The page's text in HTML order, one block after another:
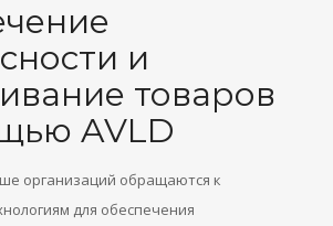
и
товаров
AVLD
организаций обращаются к
для обеспечения